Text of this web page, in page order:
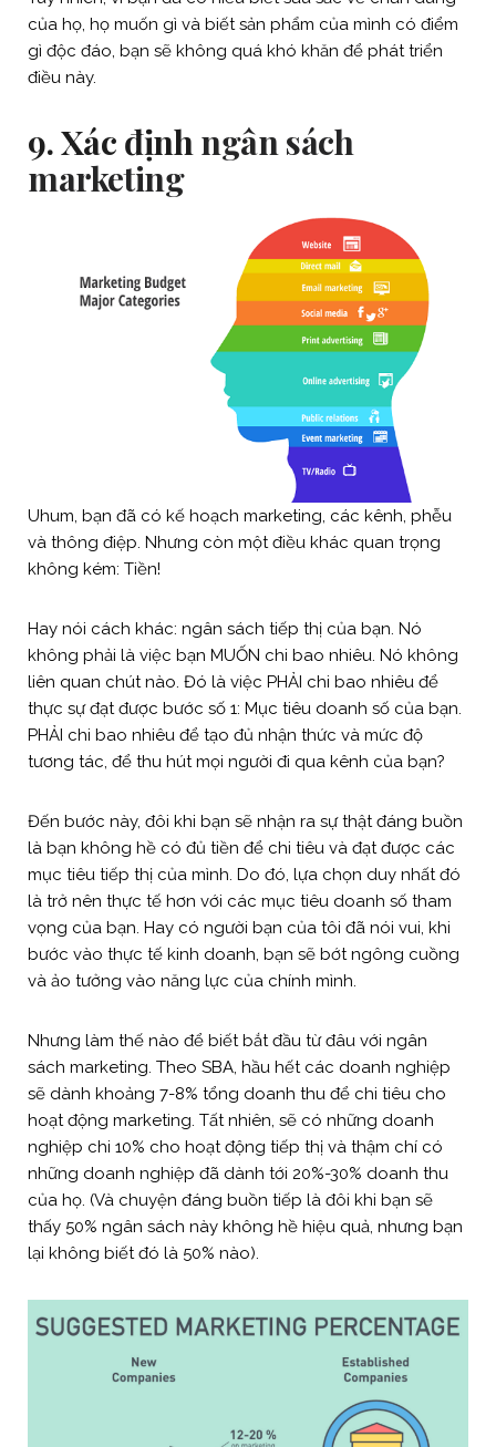
của họ, họ muốn gì và biết sản phẩm của mình có điểm
gì độc đáo, bạn sẽ không quá khó khăn để phát triển
điều này.
9. Xác địnhngân sách
marketing
Uhum, bạn đã có kế hoạch marketing, các kênh, phễu
và thông điệp. Nhưng còn một điều khác quan trọng
không kém: Tiền!
Hay nói cách khác: ngân sách tiếp thị của bạn. Nó
không phải là việc bạn MUỐN chi bao nhiêu. Nó không
liên quan chút nào. Đó là việc PHẢI chi bao nhiêu để
thực sự đạt được bước số 1: Mục tiêu doanh số của bạn.
PHẢI chi bao nhiêu để tạo đủ nhận thức và mức độ
tương tác, để thu hút mọi người đi qua kênh của bạn?
Đến bước này, đôi khi bạn sẽ nhận ra sự thật đáng buồn
là bạn không hề có đủ tiền để chi tiêu và đạt được các
mục tiêu tiếp thị của mình. Do đó, lựa chọn duy nhất đó
là trở nên thực tế hơn với các mục tiêu doanh số tham
vọng của bạn. Hay có người bạn của tôi đã nói vui, khi
bước vào thực tế kinh doanh, bạn sẽ bớt ngông cuồng
và ảo tưởng vào năng lực của chính mình.
Nhưng làm thế nào để biết bắt đầu từ đâu với ngân
sách marketing. Theo SBA, hầu hết các doanh nghiệp
sẽ dành khoảng 7-8% tổng doanh thu để chi tiêu cho
hoạt động marketing. Tất nhiên, sẽ có những doanh
nghiệp chi 10% cho hoạt động tiếp thị và thậm chí có
những doanh nghiệp đã dành tới 20%-30% doanh thu
của họ. (Và chuyện đáng buồn tiếp là đôi khi bạn sẽ
thấy 50% ngân sách này không hề hiệu quả, nhưng bạn
lại không biết đó là 50% nào).